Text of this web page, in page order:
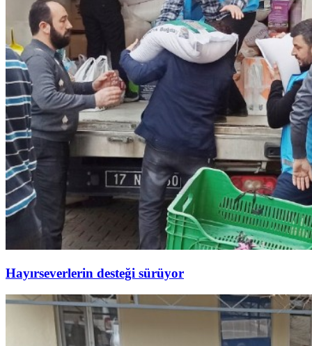
Hayırseverlerin desteği sürüyor